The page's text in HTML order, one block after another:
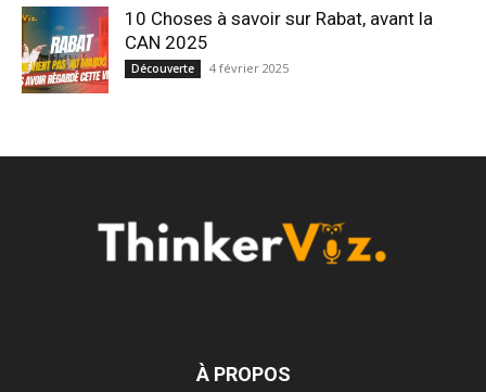
10 Choses à savoir sur Rabat, avant la
CAN 2025
Découverte 4 février 2025
À PROPOS